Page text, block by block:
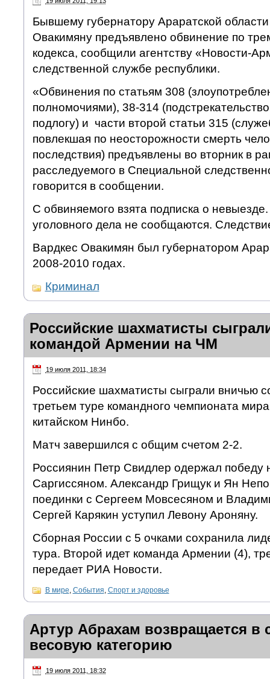
Бывшему губернатору Араратской
Овакимяну предъявлено обвинение по
кодекса, сообщили агентству «Новости-
следственной службе республики.
«Обвинения по статьям 308
полномочиями), 38-314
подлогу) и части второй статьи 315
повлекшая по неосторожности смерть
последствия) предъявлены во вторник в
расследуемого в Специальной
говорится в сообщении.
С обвиняемого взята подписка о
уголовного дела не сообщаются.
Вардкес Овакимян был губернатором
2008-2010 годах.
Криминал
Российские шахматисты
командой Армении на ЧМ
19 июля 2011, 18:34
Российские шахматисты сыграли вничью
третьем туре командного чемпионата
китайском Нинбо.
Матч завершился с общим счетом 2-2.
Россиянин Петр Свидлер одержал победу
Саргиссяном. Александр Грищук и Ян
поединки с Сергеем Мовсесяном и
Сергей Карякин уступил Левону Ароняну.
Сборная России с 5 очками сохранила
тура. Второй идет команда Армении (4),
передает РИА Новости.
В мире, События, Спорт и здоровье
Артур Абрахам возвращается
весовую категорию
19 июля 2011, 18:32